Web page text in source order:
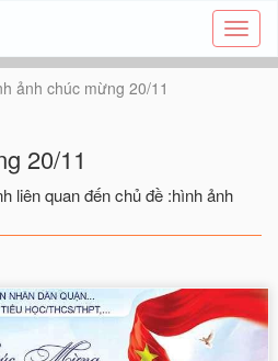
Tạo
thiệp
online
ảnh chúc mừng 20/11
20/11
liên quan đến chủ đề :hình ảnh